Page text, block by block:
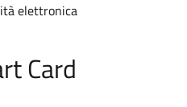
elettronica
Card